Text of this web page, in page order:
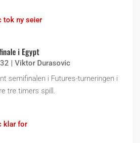
i Egypt
| Viktor Durasovic
semifinalen i Futures-turneringen i
tre timers spill.